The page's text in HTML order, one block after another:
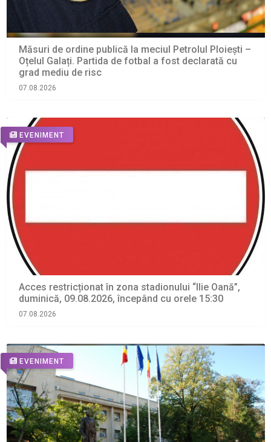
Măsuri de ordine publică la meciul Petrolul Ploiești –
Oțelul Galați. Partida de fotbal a fost declarată cu
grad mediu de risc
07.08.2026
EVENIMENT
Acces restricționat în zona stadionului “Ilie Oană”,
duminică, 09.08.2026, începând cu orele 15:30
07.08.2026
EVENIMENT